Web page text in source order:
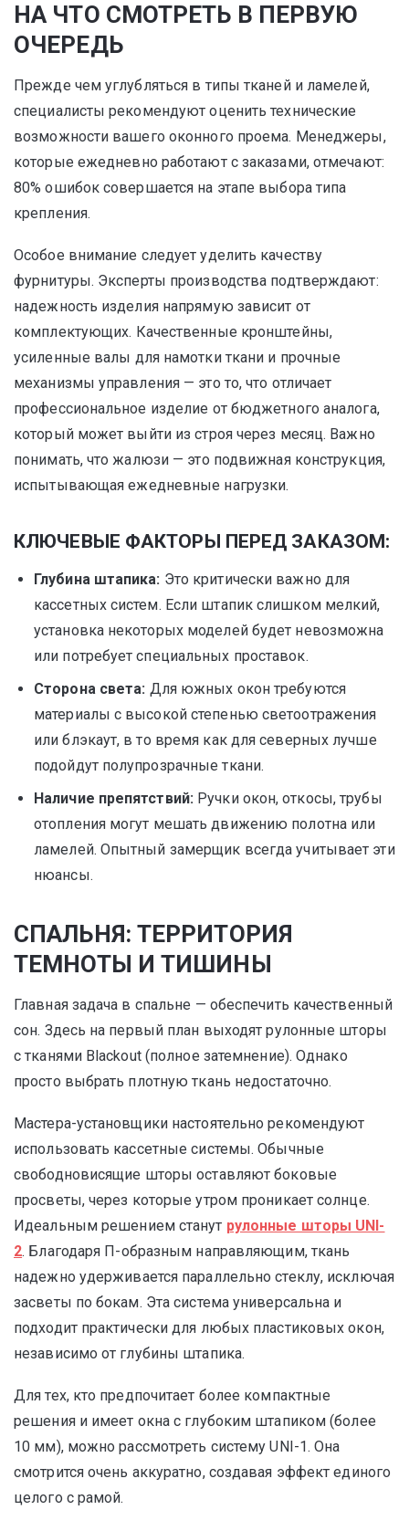
НА ЧТО СМОТРЕТЬ В ПЕРВУЮ
ОЧЕРЕДЬ
Прежде чем углубляться в типы тканей и ламелей,
специалисты рекомендуют оценить технические
возможности вашего оконного проема. Менеджеры,
которые ежедневно работают с заказами, отмечают:
80% ошибок совершается на этапе выбора типа
крепления.
Особое внимание следует уделить качеству
фурнитуры. Эксперты производства подтверждают:
надежность изделия напрямую зависит от
комплектующих. Качественные кронштейны,
усиленные валы для намотки ткани и прочные
механизмы управления — это то, что отличает
профессиональное изделие от бюджетного аналога,
который может выйти из строя через месяц. Важно
понимать, что жалюзи — это подвижная конструкция,
испытывающая ежедневные нагрузки.
КЛЮЧЕВЫЕ ФАКТОРЫ ПЕРЕД ЗАКАЗОМ:
Глубина штапика: Это критически важно для
кассетных систем. Если штапик слишком мелкий,
установка некоторых моделей будет невозможна
или потребует специальных проставок.
Сторона света: Для южных окон требуются
материалы с высокой степенью светоотражения
или блэкаут, в то время как для северных лучше
подойдут полупрозрачные ткани.
Наличие препятствий: Ручки окон, откосы, трубы
отопления могут мешать движению полотна или
ламелей. Опытный замерщик всегда учитывает эти
нюансы.
СПАЛЬНЯ: ТЕРРИТОРИЯ
ТЕМНОТЫ И ТИШИНЫ
Главная задача в спальне — обеспечить качественный
сон. Здесь на первый план выходят рулонные шторы
с тканями Blackout (полное затемнение). Однако
просто выбрать плотную ткань недостаточно.
Мастера-установщики настоятельно рекомендуют
использовать кассетные системы. Обычные
свободновисящие шторы оставляют боковые
просветы, через которые утром проникает солнце.
Идеальным решением станут рулонные шторы UNI-
2. Благодаря П-образным направляющим, ткань
надежно удерживается параллельно стеклу, исключая
засветы по бокам. Эта система универсальна и
подходит практически для любых пластиковых окон,
независимо от глубины штапика.
Для тех, кто предпочитает более компактные
решения и имеет окна с глубоким штапиком (более
10 мм), можно рассмотреть систему UNI-1. Она
смотрится очень аккуратно, создавая эффект единого
целого с рамой.